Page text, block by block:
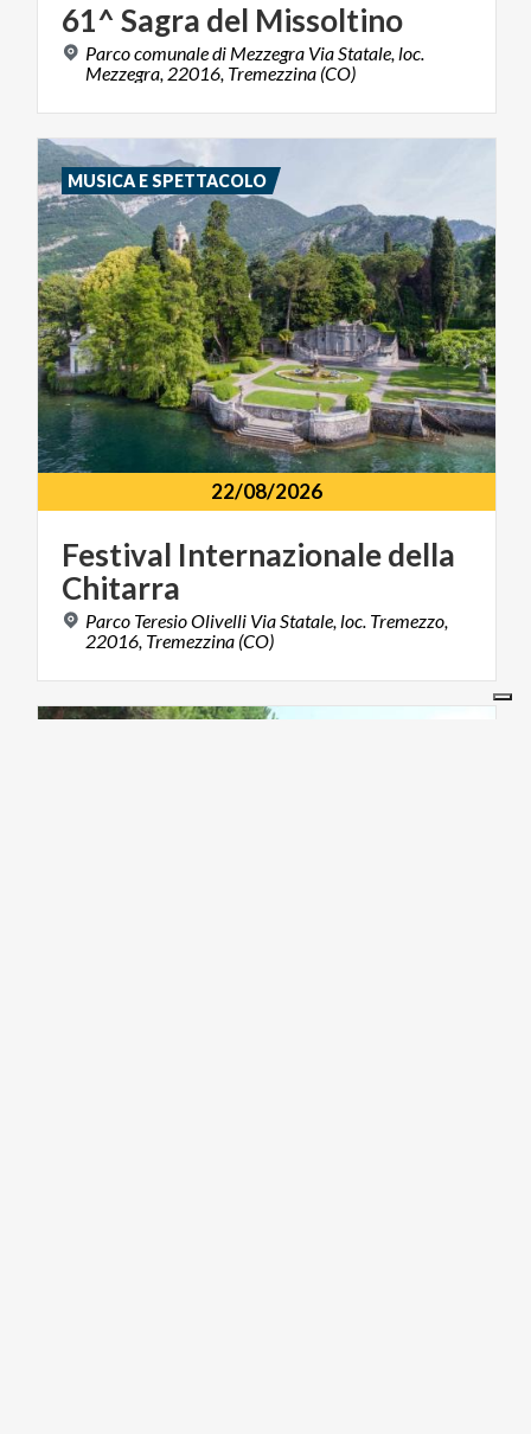
61^Sagra del Missoltino
Parco comunale di Mezzegra Via Statale, loc.
Mezzegra, 22016, Tremezzina (CO)
22/08/2026
Festival Internazionaledella
Chitarra
Parco Teresio Olivelli Via Statale, loc. Tremezzo,
22016, Tremezzina (CO)
MUSICA E SPETTACOLO